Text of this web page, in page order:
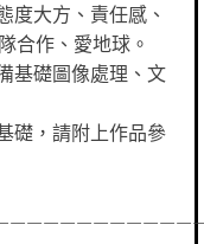
度大方、責任感、
合作、愛地球。
基礎圖像處理、文
礎，請附上作品參